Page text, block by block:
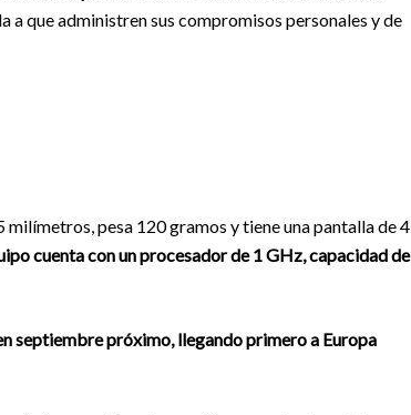
a que administren sus compromisos personales y de
pesa 120 gramos y tiene una pantalla de 4
cuenta con un procesador de 1 GHz, capacidad de
septiembre próximo, llegando primero a Europa